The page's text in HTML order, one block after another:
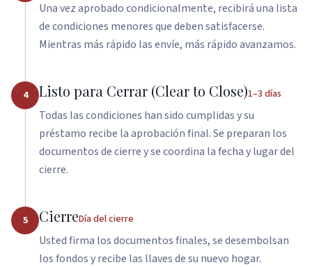
Una vez aprobado condicionalmente, recibirá una lista
de condiciones menores que deben satisfacerse.
Mientras más rápido las envíe, más rápido avanzamos.
4 Listo para Cerrar (Clear to Close)1–3 días
Todas las condiciones han sido cumplidas y su
préstamo recibe la aprobación final. Se preparan los
documentos de cierre y se coordina la fecha y lugar del
cierre.
5 CierreDía del cierre
Usted firma los documentos finales, se desembolsan
los fondos y recibe las llaves de su nuevo hogar.